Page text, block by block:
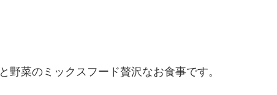
野菜のミックスフード贅沢なお食事です。